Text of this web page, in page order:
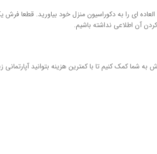
ای را به دکوراسیون منزل خود بیاورید. قطعا فرش
آن اطلاعی نداشته باشیم.
مورد از مهم ترین اصول چیدمان فرش به شما کمک کنیم تا با کمترین هزینه بتوانید